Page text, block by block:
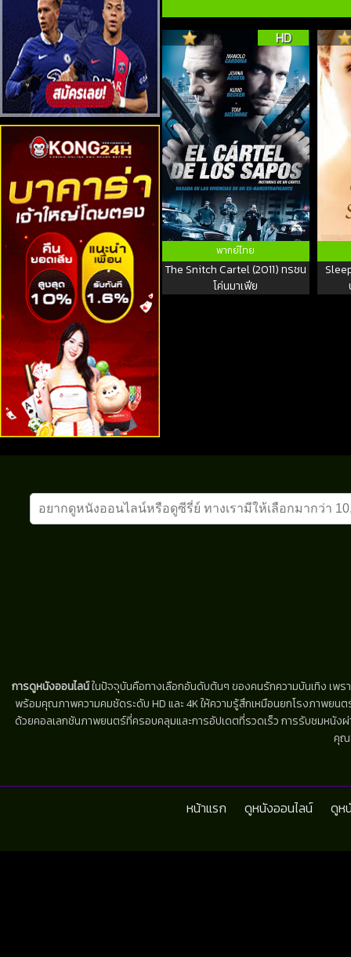
HD
พากย์ไทย
The Snitch Cartel (2011) ทรชน
โค่นมาเฟีย
การดูหนังออนไลน์ในปัจจุบันคือทางเลือกอันดับต้นๆ ของคนรักความบันเทิง เพร
พร้อมคุณภาพความคมชัดระดับ HD และ 4K ให้ความรู้สึกเหมือนยกโรงภาพยน
ด้วยคอลเลกชันภาพยนตร์ที่ครอบคลุมและการอัปเดตที่รวดเร็ว การรับชมหนัง
คุณ
หน้าแรก ดูหนังออนไลน์ ดูห